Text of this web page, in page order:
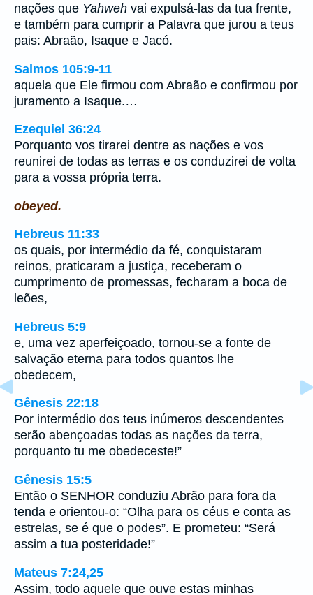
nações que Yahweh vai expulsá-las da tua frente,
e também para cumprir a Palavra que jurou a teus
pais: Abraão, Isaque e Jacó.
Salmos 105:9-11
aquela que Ele firmou com Abraão e confirmou por
juramento a Isaque.…
Ezequiel 36:24
Porquanto vos tirarei dentre as nações e vos
reunirei de todas as terras e os conduzirei de volta
para a vossa própria terra.
obeyed.
Hebreus 11:33
os quais, por intermédio da fé, conquistaram
reinos, praticaram a justiça, receberam o
cumprimento de promessas, fecharam a boca de
leões,
Hebreus 5:9
e, uma vez aperfeiçoado, tornou-se a fonte de
salvação eterna para todos quantos lhe
obedecem,
Gênesis 22:18
Por intermédio dos teus inúmeros descendentes
serão abençoadas todas as nações da terra,
porquanto tu me obedeceste!”
Gênesis 15:5
Então o SENHOR conduziu Abrão para fora da
tenda e orientou-o: “Olha para os céus e conta as
estrelas, se é que o podes”. E prometeu: “Será
assim a tua posteridade!”
Mateus 7:24,25
Assim, todo aquele que ouve estas minhas